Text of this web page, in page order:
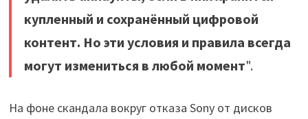
купленный и сохранённый цифровой
контент. Но эти условия и правила всегда
могут измениться в любой момент".
На фоне скандала вокруг отказа Sony от дисков